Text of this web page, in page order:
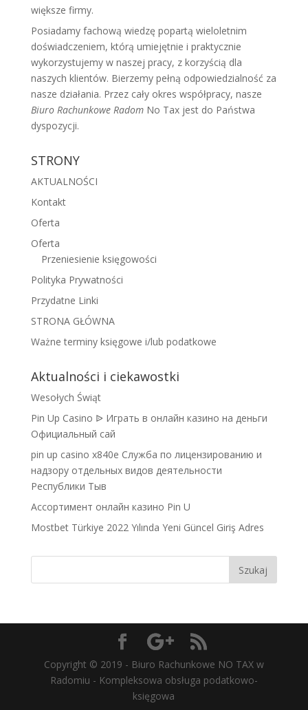
większe firmy.
Posiadamy fachową wiedzę popartą wieloletnim
doświadczeniem, którą umiejętnie i praktycznie
wykorzystujemy w naszej pracy, z korzyścią dla
naszych klientów. Bierzemy pełną odpowiedzialność za
nasze działania. Przez cały okres współpracy, nasze
Biuro Rachunkowe RadomNo Tax jest do Państwa
dyspozycji.
STRONY
AKTUALNOŚCI
Kontakt
Oferta
Oferta
Przeniesienie księgowości
Polityka Prywatności
Przydatne Linki
STRONA GŁÓWNA
Ważne terminy księgowe i/lub podatkowe
Aktualności i ciekawostki
Wesołych Świąt
Pin Up Casino ᐉ Играть в онлайн казино на деньги
Официальный сай
pin up casino x840e Служба по лицензированию и
надзору отдельных видов деятельности
Республики Тыв
Ассортимент онлайн казино Pin U
Mostbet Türkiye 2022 Yılında Yeni Güncel Giriş Adres
Copyright © 2019 - Biuro Rachunkowe NO TAX w
Radomiu - Kompleksowa obsługa podatkowo-
księgowa